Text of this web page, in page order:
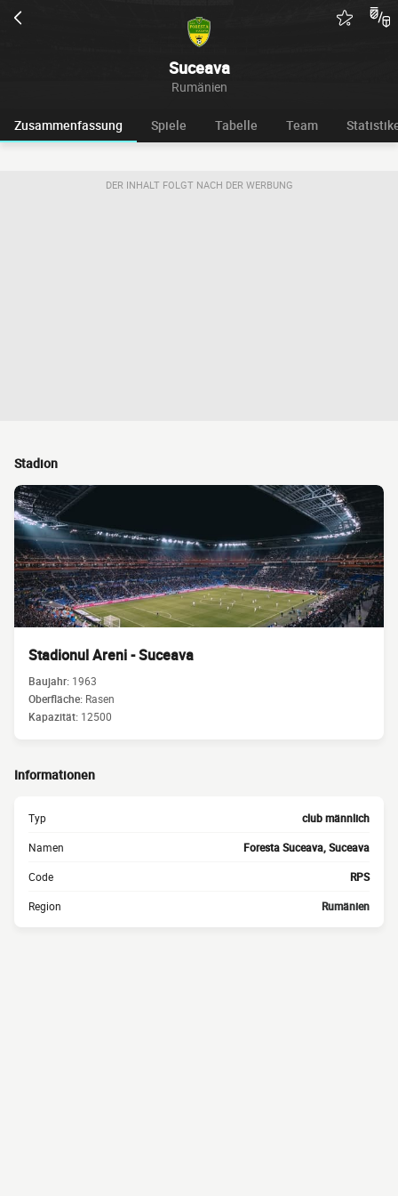
Suceava
Rumänien
Zusammenfassung Spiele Tabelle Team
DER INHALT FOLGT NACH DER WERBUNG
Stadion
Stadionul Areni - Suceava
Baujahr: 1963
Oberfläche: Rasen
Kapazität: 12500
Informationen
Typ club männlich
Namen Foresta Suceava, Suceava
Code RPS
Region Rumänien